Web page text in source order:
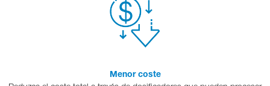
Menor coste